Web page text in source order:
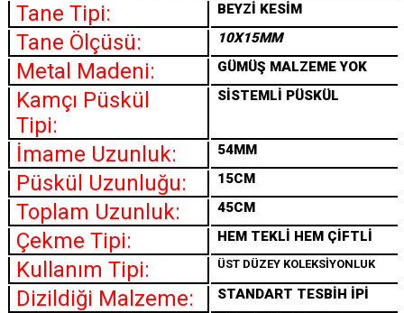
Tane Tipi: BEYZİ KESİM
Tane Ölçüsü: 10X15MM
Metal Madeni: GÜMÜŞ MALZEME YOK
Kamçı Püskül
Tipi:
SİSTEMLİ PÜSKÜL
İmame Uzunluk: 54MM
Püskül Uzunluğu: 15CM
Toplam Uzunluk: 45CM
Çekme Tipi: HEM TEKLİ HEM ÇİFTLİ
Kullanım Tipi: ÜST DÜZEY KOLEKSİYONLUK
Dizildiği Malzeme: STANDART TESBİH İPİ